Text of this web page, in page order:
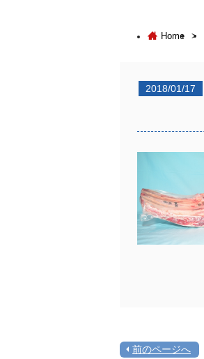
Home >
2018/01/17
前のページへ